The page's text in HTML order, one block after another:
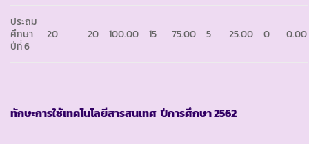
ประถม
ศึกษา
ปีที่ 6
20 20 100.00 15 75.00 5 25.00 0 0.00
ทักษะการใช้เทคโนโลยีสารสนเทศ ปีการศึกษา 2562